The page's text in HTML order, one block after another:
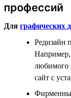
профессий
Для графических
Редизайн
Например,
любимого
сайт с